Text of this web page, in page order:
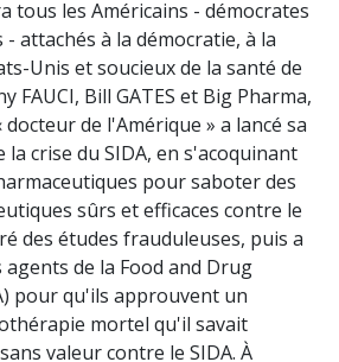
tous les Américains - démocrates
attachés à la démocratie, à la
Unis et soucieux de la santé de
FAUCI, Bill GATES et Big Pharma,
de l'Amérique » a lancé sa
crise du SIDA, en s'acoquinant
pour saboter des
sûrs et efficaces contre le
des études frauduleuses, puis a
de la Food and Drug
pour qu'ils approuvent un
mortel qu'il savait
valeur contre le SIDA. À